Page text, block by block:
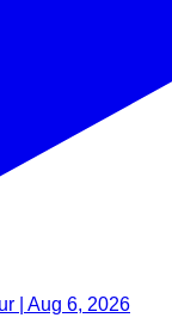
| Aug 6, 2026